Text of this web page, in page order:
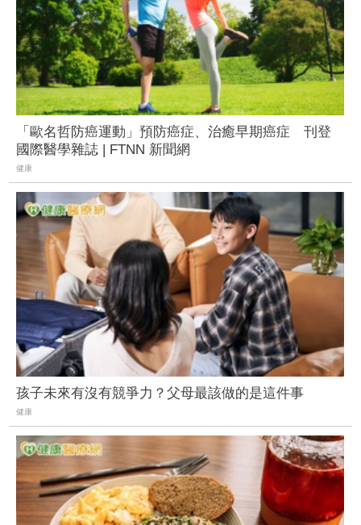
「歐名哲防癌運動」預防癌症、治癒早期癌症 刊登
國際醫學雜誌 | FTNN 新聞網
健康
孩子未來有沒有競爭力？父母最該做的是這件事
健康